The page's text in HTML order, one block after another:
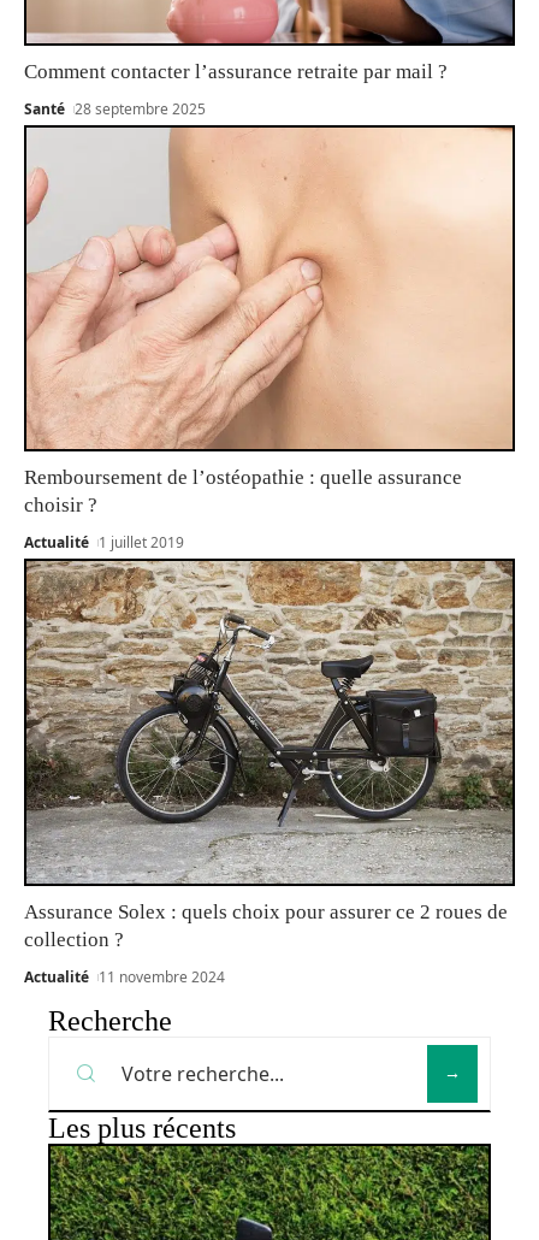
Comment contacter l’assurance retraite par mail ?
Santé 28 septembre 2025
Remboursement de l’ostéopathie : quelle assurance
choisir ?
Actualité 1 juillet 2019
Assurance Solex : quels choix pour assurer ce 2 roues de
collection ?
Actualité 11 novembre 2024
Recherche
Les plus récents